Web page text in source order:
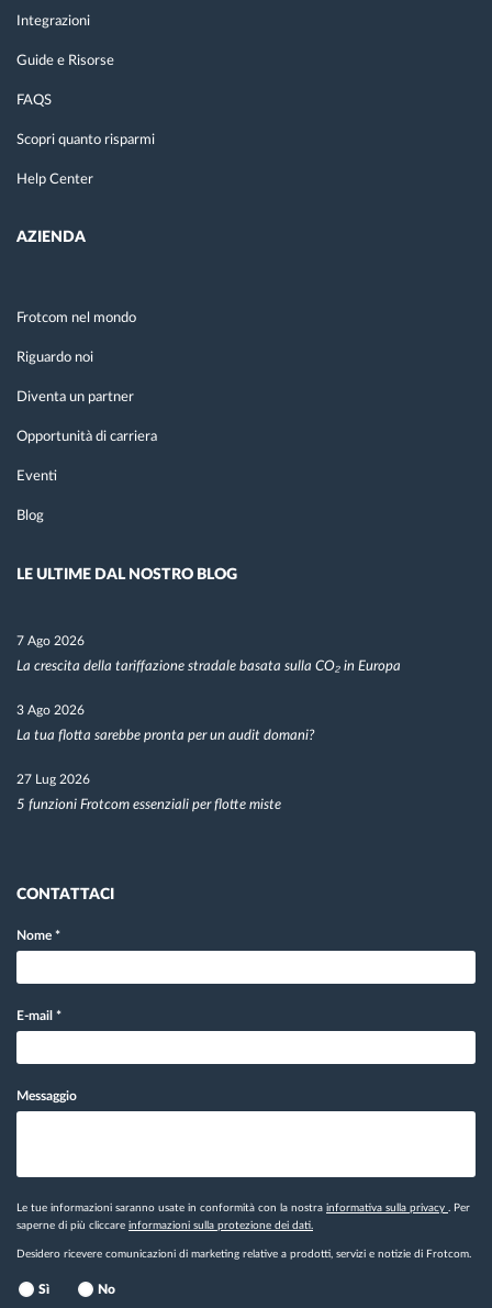
Integrazioni
Guide e Risorse
FAQS
Scopri quanto risparmi
Help Center
AZIENDA
Frotcom nel mondo
Riguardo noi
Diventa un partner
Opportunità di carriera
Eventi
Blog
LE ULTIME DAL NOSTRO BLOG
7 Ago 2026
La crescita della tariffazione stradale basata sulla CO₂ in Europa
3 Ago 2026
La tua flotta sarebbe pronta per un audit domani?
27 Lug 2026
5 funzioni Frotcom essenziali per flotte miste
CONTATTACI
Nome *
E-mail *
Messaggio
Le tue informazioni saranno usate in conformità con la nostra informativa sulla privacy . Per
saperne di più cliccare informazioni sulla protezione dei dati.
Desidero ricevere comunicazioni di marketing relative a prodotti, servizi e notizie di Frotcom.
Sì No